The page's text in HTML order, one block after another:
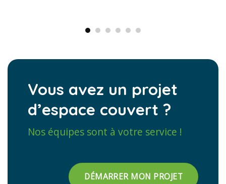
Vous avez un projet
d’espace couvert ?
Nos équipes sont à votre service !
DÉMARRER MON PROJET